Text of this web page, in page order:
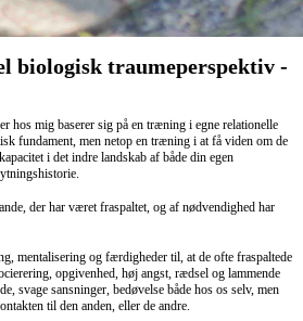
biologisk traumeperspektiv -
hos mig baserer sig på en træning i egne relationelle
fundament, men netop en træning i at få viden om de
i det indre landskab af både din egen
der har været fraspaltet, og af nødvendighed har
mentalisering og færdigheder til, at de ofte fraspaltede
opgivenhed, høj angst, rædsel og lammende
svage sansninger, bedøvelse både hos os selv, men
til den anden, eller de andre.